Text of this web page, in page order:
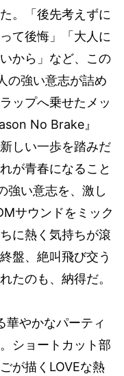
。「後先考えずに
て後悔」「大人に
から」など、この
の強い意志が詰め
ップへ乗せたメッ
No Brake』
しい一歩を踏みだ
が青春になること
強い意志を、激し
サウンドをミック
に熱く気持ちが滾
盤、絶叫飛び交う
たのも、納得だ。
華やかなパーティ
ショートカット部
が描く LOVEな熱